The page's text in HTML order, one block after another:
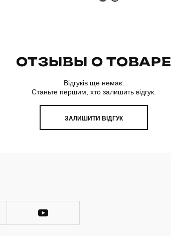
ОТЗЫВЫ О ТОВАРЕ
Відгуків ще немає.
Станьте першим, хто залишить відгук.
ЗАЛИШИТИ ВІДГУК